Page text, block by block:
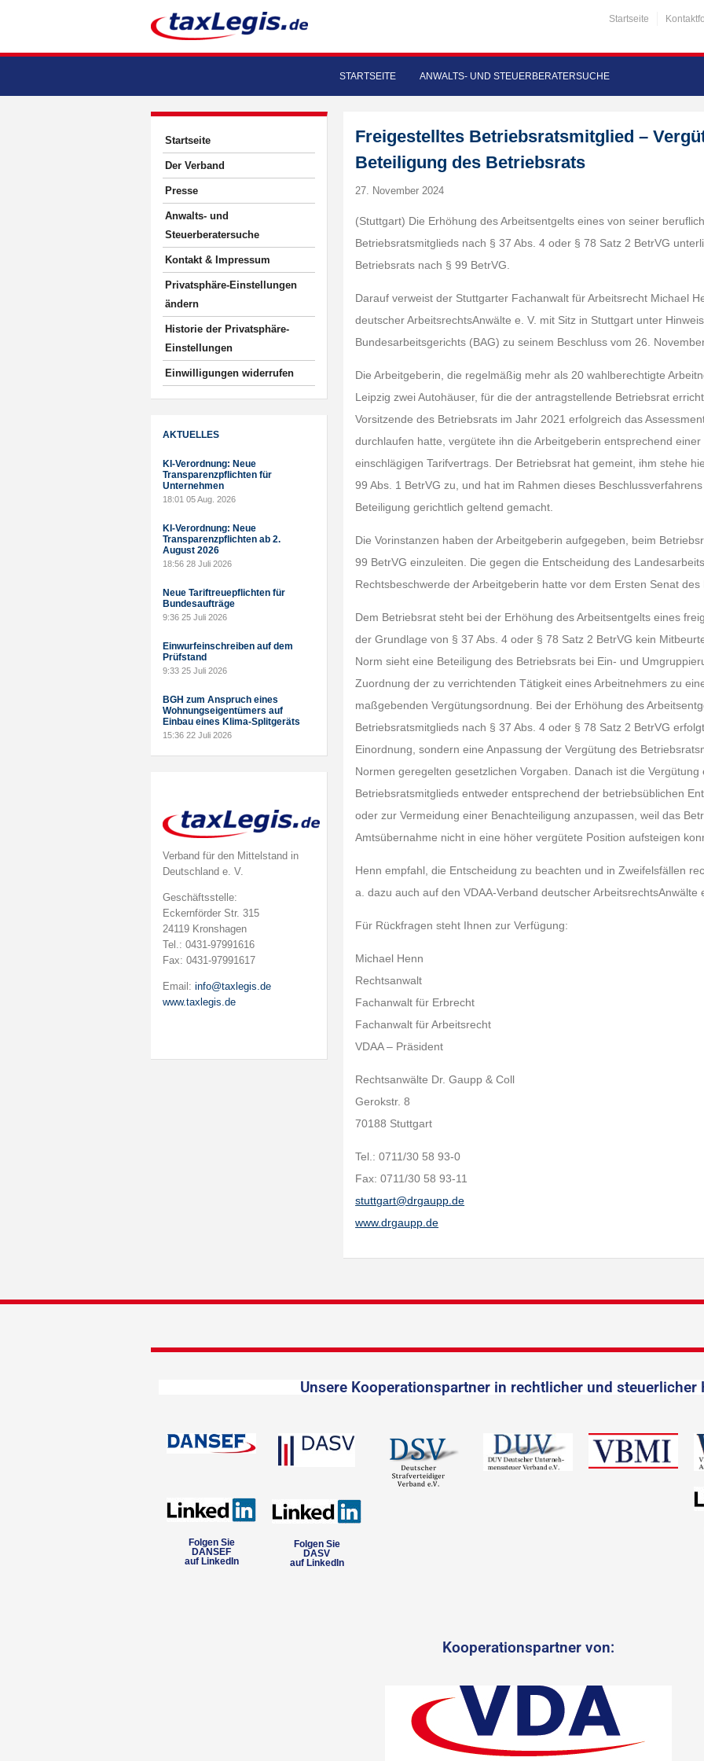
Startseite
STARTSEITE ANWALTS- UND STEUERBERATERSUCHE
Startseite
Der Verband
Presse
Anwalts- und
Steuerberatersuche
Kontakt & Impressum
Privatsphäre-Einstellungen
ändern
Historie der Privatsphäre-
Einstellungen
Einwilligungen widerrufen
AKTUELLES
KI-Verordnung: Neue
Transparenzpflichten für
Unternehmen
18:01 05 Aug. 2026
KI-Verordnung: Neue
Transparenzpflichten ab 2.
August 2026
18:56 28 Juli 2026
Neue Tariftreuepflichten für
Bundesaufträge
9:36 25 Juli 2026
Einwurfeinschreiben auf dem
Prüfstand
9:33 25 Juli 2026
BGH zum Anspruch eines
Wohnungseigentümers auf
Einbau eines Klima-Splitgeräts
15:36 22 Juli 2026
Verband für den Mittelstand in
Deutschland e. V.
Geschäftsstelle:
Eckernförder Str. 315
24119 Kronshagen
Tel.: 0431-97991616
Fax: 0431-97991617
Email: info@taxlegis.de
www.taxlegis.de
Freigestelltes Betriebsratsmitglied –
Beteiligung des Betriebsrats
27. November 2024
(Stuttgart) Die Erhöhung des Arbeitsentgelts eines von seiner
Betriebsratsmitglieds nach § 37 Abs. 4 oder § 78 Satz 2 BetrVG
Betriebsrats nach § 99 BetrVG.
Darauf verweist der Stuttgarter Fachanwalt für Arbeitsrecht Michael
deutscher ArbeitsrechtsAnwälte e. V. mit Sitz in Stuttgart unter
Bundesarbeitsgerichts (BAG) zu seinem Beschluss vom 26.
Die Arbeitgeberin, die regelmäßig mehr als 20 wahlberechtigte
Leipzig zwei Autohäuser, für die der antragstellende Betriebsrat
Vorsitzende des Betriebsrats im Jahr 2021 erfolgreich das
durchlaufen hatte, vergütete ihn die Arbeitgeberin entsprechend
einschlägigen Tarifvertrags. Der Betriebsrat hat gemeint, ihm stehe
99 Abs. 1 BetrVG zu, und hat im Rahmen dieses
Beteiligung gerichtlich geltend gemacht.
Die Vorinstanzen haben der Arbeitgeberin aufgegeben, beim
99 BetrVG einzuleiten. Die gegen die Entscheidung des
Rechtsbeschwerde der Arbeitgeberin hatte vor dem Ersten Senat des
Dem Betriebsrat steht bei der Erhöhung des Arbeitsentgelts eines
der Grundlage von § 37 Abs. 4 oder § 78 Satz 2 BetrVG kein
Norm sieht eine Beteiligung des Betriebsrats bei Ein- und
Zuordnung der zu verrichtenden Tätigkeit eines Arbeitnehmers zu
maßgebenden Vergütungsordnung. Bei der Erhöhung des
Betriebsratsmitglieds nach § 37 Abs. 4 oder § 78 Satz 2 BetrVG
Einordnung, sondern eine Anpassung der Vergütung des
Normen geregelten gesetzlichen Vorgaben. Danach ist die Vergütung
Betriebsratsmitglieds entweder entsprechend der betriebsüblichen
oder zur Vermeidung einer Benachteiligung anzupassen, weil das
Amtsübernahme nicht in eine höher vergütete Position aufsteigen
Henn empfahl, die Entscheidung zu beachten und in Zweifelsfällen
a. dazu auch auf den VDAA-Verband deutscher ArbeitsrechtsAnwälte
Für Rückfragen steht Ihnen zur Verfügung:
Michael Henn
Rechtsanwalt
Fachanwalt für Erbrecht
Fachanwalt für Arbeitsrecht
VDAA – Präsident
Rechtsanwälte Dr. Gaupp & Coll
Gerokstr. 8
70188 Stuttgart
Tel.: 0711/30 58 93-0
Fax: 0711/30 58 93-11
stuttgart@drgaupp.de
www.drgaupp.de
Unsere Kooperationspartner in rechtlicher und steuerlicher
Folgen Sie
DANSEF
auf LinkedIn
Folgen Sie
DASV
auf LinkedIn
Kooperationspartner von: